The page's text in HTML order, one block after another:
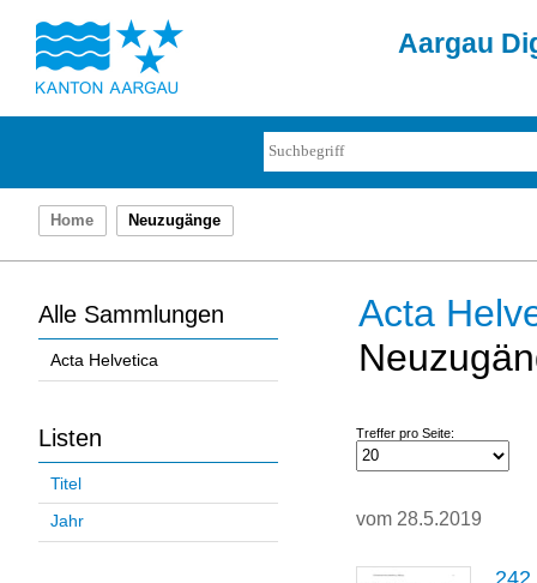
Aargau
Home Neuzugänge
Alle Sammlungen
Acta Helvetica
Listen
Titel
Jahr
Acta
Treffer pro Seite:
vom 28.5.2019